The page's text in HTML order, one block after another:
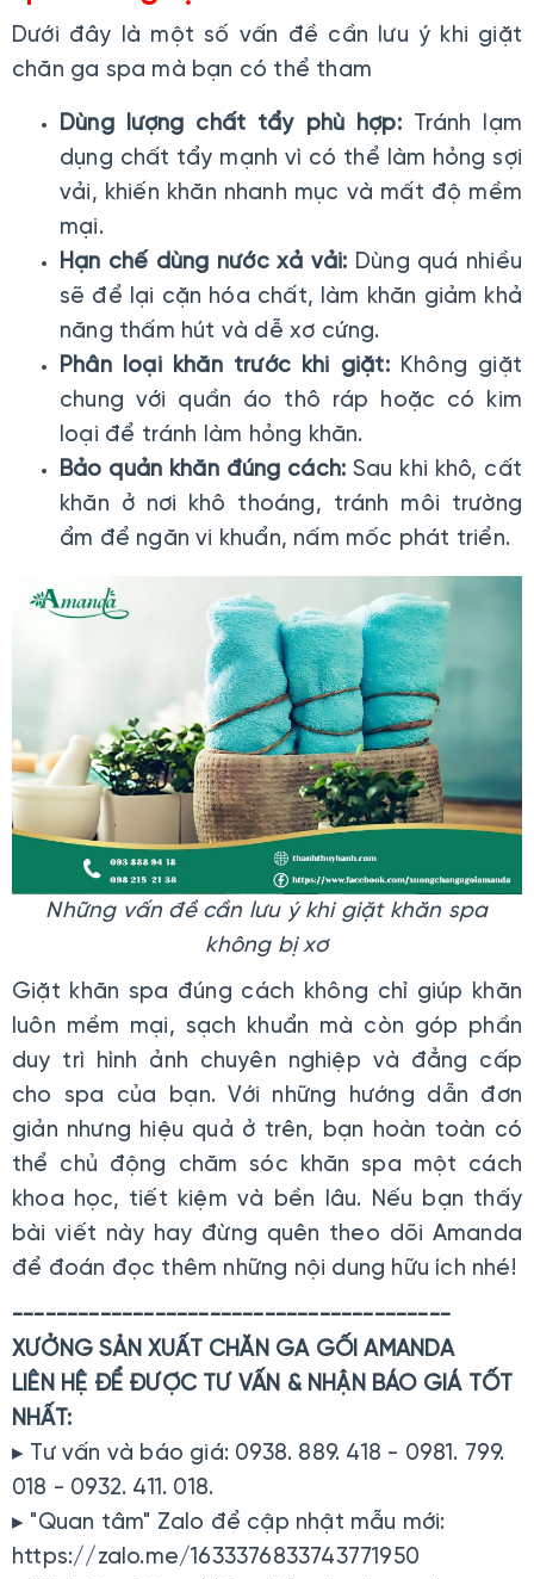
Dưới đây là một số vấn đề cần lưu ý khi giặt
chăn ga spa mà bạn có thể tham
Dùng lượng chất tẩy phù hợp:Tránh lạm
dụng chất tẩy mạnh vì có thể làm hỏng sợi
vải, khiến khăn nhanh mục và mất độ mềm
mại.
Hạn chế dùng nước xả vải: Dùng quá nhiều
sẽ để lại cặn hóa chất, làm khăn giảm khả
năng thấm hút và dễ xơ cứng.
Phân loại khăn trước khi giặt:Không giặt
chung với quần áo thô ráp hoặc có kim
loại để tránh làm hỏng khăn.
Bảo quản khăn đúng cách: Sau khi khô, cất
khăn ở nơi khô thoáng, tránh môi trường
ẩm để ngăn vi khuẩn, nấm mốc phát triển.
Những vấn đề cần lưu ý khi giặt khăn spa
không bị xơ
Giặt khăn spa đúng cách không chỉ giúp khăn
luôn mềm mại, sạch khuẩn mà còn góp phần
duy trì hình ảnh chuyên nghiệp và đẳng cấp
cho spa của bạn. Với những hướng dẫn đơn
giản nhưng hiệu quả ở trên, bạn hoàn toàn có
thể chủ động chăm sóc khăn spa một cách
khoa học, tiết kiệm và bền lâu. Nếu bạn thấy
bài viết này hay đừng quên theo dõi Amanda
để đoán đọc thêm những nội dung hữu ích nhé!
----------------------------------------
XƯỞNG SẢN XUẤT CHĂN GA GỐI AMANDA
LIÊN HỆ ĐỂ ĐƯỢC TƯ VẤN & NHẬN BÁO GIÁ TỐT
NHẤT:
▸ Tư vấn và báo giá: 0938. 889. 418 - 0981. 799.
018 - 0932. 411. 018.
▸ "Quan tâm" Zalo để cập nhật mẫu mới:
https://zalo.me/1633376833743771950